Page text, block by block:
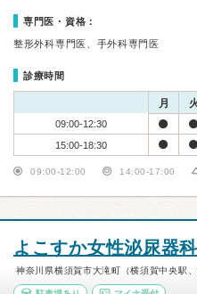
専門医・資格：
整形外科専門医、手外科専門医
診療時間
月
09:00-12:30
15:00-18:30
09:00-12:00 14:00-17:00
よこすか女性泌尿器
神奈川県横須賀市大滝町（横須賀中央駅、